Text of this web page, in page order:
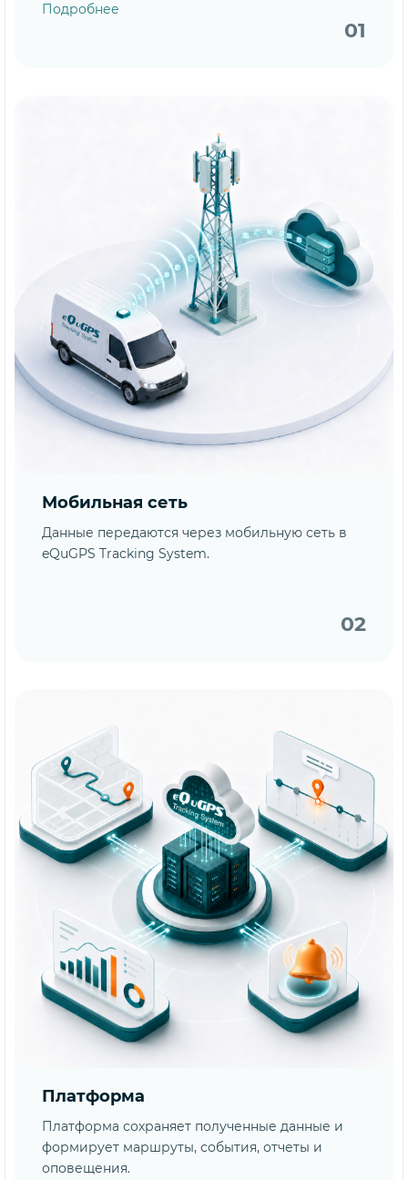
Подробнее
01
Мобильная сеть
Данные передаются через мобильную сеть в
eQuGPS Tracking System.
02
Платформа
Платформа сохраняет полученные данные и
формирует маршруты, события, отчеты и
оповещения.